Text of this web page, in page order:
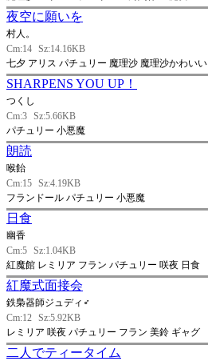
夜空に願いを
村人。
Cm:14 Sz:14.16KB
七夕 アリス パチュリー 魔理沙 魔理沙かわいい
SHARPENS YOU UP！
つくし
Cm:3 Sz:5.66KB
パチュリー 小悪魔
朗読
喉飴
Cm:15 Sz:4.19KB
フランドール パチュリー 小悪魔
日食
幽香
Cm:5 Sz:1.04KB
紅魔館 レミリア フラン パチュリー 咲夜 日食
紅魔式面接会
鉄梟器師ジュディ♂
Cm:12 Sz:5.92KB
レミリア 咲夜 パチュリー フラン 美鈴 ギャグ
二人でティータイム